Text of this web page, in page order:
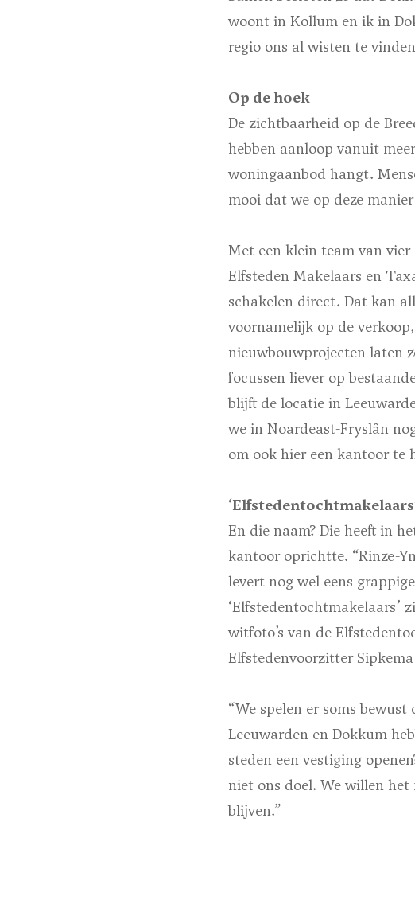
woont in Kollum en ik in
regio ons al wisten te
Op de hoek
De zichtbaarheid op de
hebben aanloop vanuit
woningaanbod hangt.
mooi dat we op deze
Met een klein team van
Elfsteden Makelaars en
schakelen direct. Dat kan
voornamelijk op de
nieuwbouwprojecten laten
focussen liever op
blijft de locatie in
we in Noardeast-Fryslân
om ook hier een kantoor te
En die naam? Die heeft in
kantoor oprichtte. “Rinze-
levert nog wel eens
‘Elfstedentochtmakelaars’
witfoto’s van de
Elfstedenvoorzitter
“We spelen er soms
Leeuwarden en Dokkum
steden een vestiging
niet ons doel. We willen
blijven.”